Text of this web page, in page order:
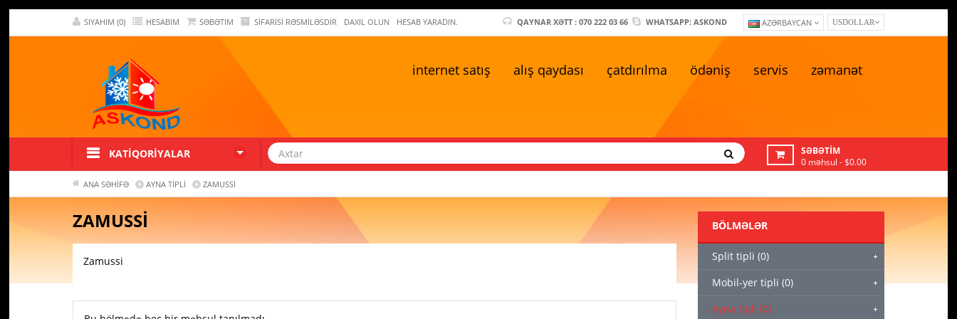
SIYAHIM (0) HESABIM SƏBƏTIM SIFARISI RƏSMILƏSDIR DAXIL OLUN HESAB YARADIN. US DOLLAR
AZƏRBAYCAN
QAYNAR XƏTT : 070 222 03 66 WHATSAPP: ASKOND
i̇nternet satış alış qaydası çatdırılma ödəniş servis zəmanət
KATIQORIYALAR
SƏBƏTIM
0 məhsul - $0.00
ANA SƏHIFƏ AYNA TIPLI ZAMUSSI
ZAMUSSI
Zamussi
BÖLMƏLƏR
Split tipli (0)
Mobil-yer tipli (0)
Ayna tipli (0)